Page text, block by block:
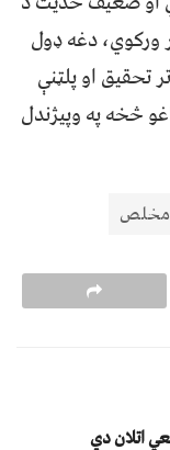
ورکوي، دغه ډول
تحقيق او پلټنې
څخه په وپيژندل
اتلان دي